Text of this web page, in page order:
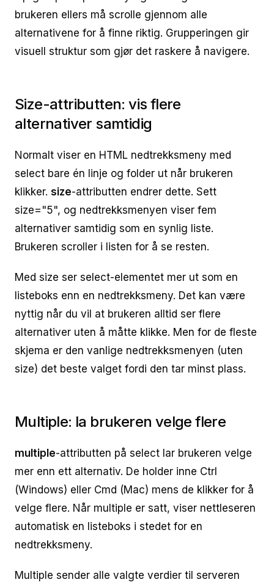
brukeren ellers må scrolle gjennom alle
alternativene for å finne riktig. Grupperingen gir
visuell struktur som gjør det raskere å navigere.
Size-attributten: vis flere
alternativer samtidig
Normalt viser en HTML nedtrekksmeny med
select bare én linje og folder ut når brukeren
klikker. size-attributten endrer dette. Sett
size="5", og nedtrekksmenyen viser fem
alternativer samtidig som en synlig liste.
Brukeren scroller i listen for å se resten.
Med size ser select-elementet mer ut som en
listeboks enn en nedtrekksmeny. Det kan være
nyttig når du vil at brukeren alltid ser flere
alternativer uten å måtte klikke. Men for de fleste
skjema er den vanlige nedtrekksmenyen (uten
size) det beste valget fordi den tar minst plass.
Multiple: la brukeren velge flere
multiple-attributten på select lar brukeren velge
mer enn ett alternativ. De holder inne Ctrl
(Windows) eller Cmd (Mac) mens de klikker for å
velge flere. Når multiple er satt, viser nettleseren
automatisk en listeboks i stedet for en
nedtrekksmeny.
Multiple sender alle valgte verdier til serveren